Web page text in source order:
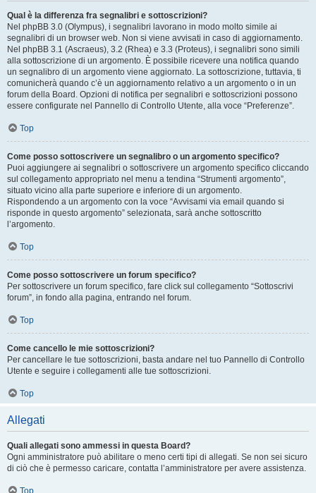
Qual è la differenza fra segnalibri e sottoscrizioni?
Nel phpBB 3.0 (Olympus), i segnalibri lavorano in modo molto simile ai
segnalibri di un browser web. Non si viene avvisati in caso di aggiornamento.
Nel phpBB 3.1 (Ascraeus), 3.2 (Rhea) e 3.3 (Proteus), i segnalibri sono simili
alla sottoscrizione di un argomento. È possibile ricevere una notifica quando
un segnalibro di un argomento viene aggiornato. La sottoscrizione, tuttavia, ti
comunicherà quando c’è un aggiornamento relativo a un argomento o in un
forum della Board. Opzioni di notifica per segnalibri e sottoscrizioni possono
essere configurate nel Pannello di Controllo Utente, alla voce “Preferenze”.
Top
Come posso sottoscrivere un segnalibro o un argomento specifico?
Puoi aggiungere ai segnalibri o sottoscrivere un argomento specifico cliccando
sul collegamento appropriato nel menu a tendina “Strumenti argomento”,
situato vicino alla parte superiore e inferiore di un argomento.
Rispondendo a un argomento con la voce “Avvisami via email quando si
risponde in questo argomento” selezionata, sarà anche sottoscritto
l’argomento.
Top
Come posso sottoscrivere un forum specifico?
Per sottoscrivere un forum specifico, fare click sul collegamento “Sottoscrivi
forum”, in fondo alla pagina, entrando nel forum.
Top
Come cancello le mie sottoscrizioni?
Per cancellare le tue sottoscrizioni, basta andare nel tuo Pannello di Controllo
Utente e seguire i collegamenti alle tue sottoscrizioni.
Top
Allegati
Quali allegati sono ammessi in questa Board?
Ogni amministratore può abilitare o meno certi tipi di allegati. Se non sei sicuro
di ciò che è permesso caricare, contatta l’amministratore per avere assistenza.
Top